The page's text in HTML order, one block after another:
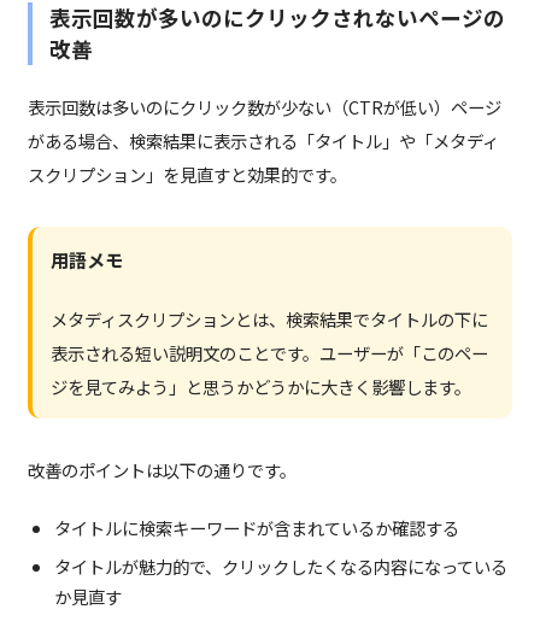
表示回数が多いのにクリックされないページの
改善
表示回数は多いのにクリック数が少ない（CTRが低い）ページ
がある場合、検索結果に表示される「タイトル」や「メタディ
スクリプション」を見直すと効果的です。
用語メモ
メタディスクリプションとは、検索結果でタイトルの下に
表示される短い説明文のことです。ユーザーが「このペー
ジを見てみよう」と思うかどうかに大きく影響します。
改善のポイントは以下の通りです。
タイトルに検索キーワードが含まれているか確認する
タイトルが魅力的で、クリックしたくなる内容になっている
か見直す